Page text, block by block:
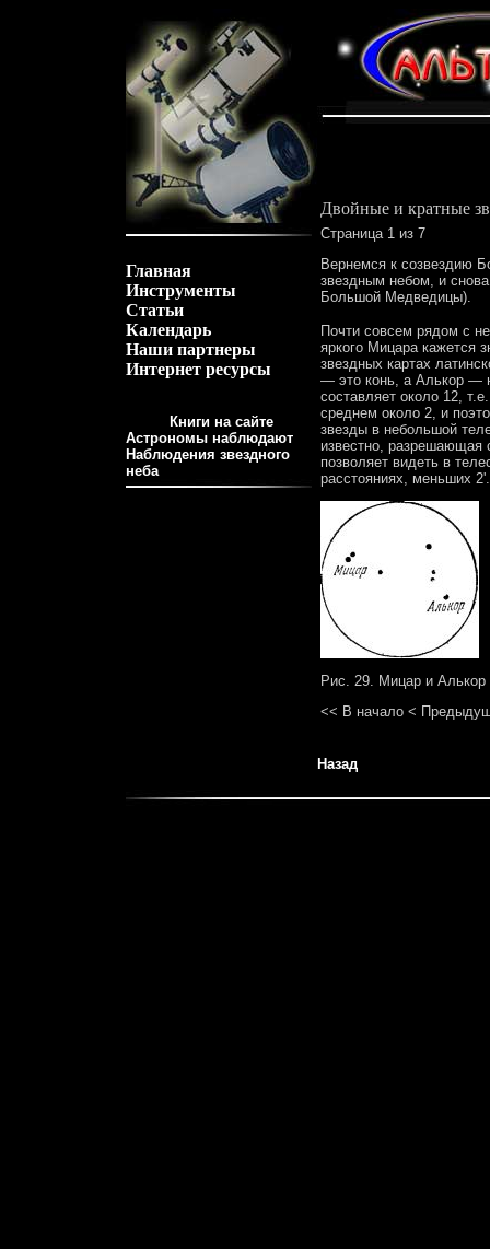
Главная
Инструменты
Статьи
Календарь
Наши партнеры
Интернет ресурсы
Книги на сайте
Астрономы наблюдают
Наблюдения звездного
неба
Двойные и кратные
Страница 1 из 7
Вернемся к созвездию
звездным небом, и
Большой Медведицы).
Почти совсем рядом с
яркого Мицара кажется
звездных картах
— это конь, а Алькор —
составляет около 12,
среднем около 2, и
звезды в небольшой
известно, разрешающая
позволяет видеть в
расстояниях, меньших 2'.
Рис. 29. Мицар и Алькор
<< В начало <
Назад